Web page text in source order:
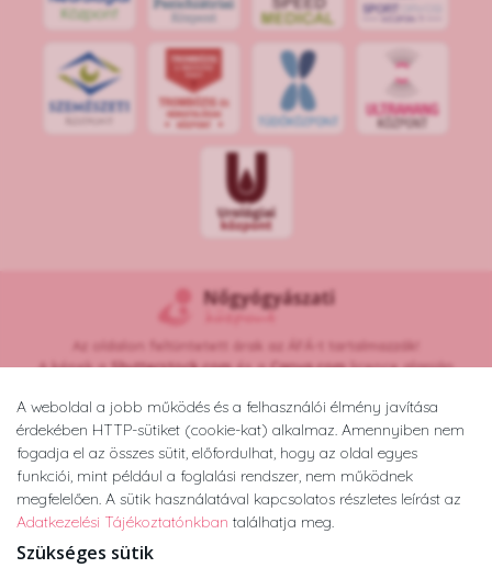
A weboldal a jobb működés és a felhasználói élmény javítása
érdekében HTTP-sütiket (cookie-kat) alkalmaz. Amennyiben nem
fogadja el az összes sütit, előfordulhat, hogy az oldal egyes
funkciói, mint például a foglalási rendszer, nem működnek
megfelelően. A sütik használatával kapcsolatos részletes leírást az
Adatkezelési Tájékoztatónkban találhatja meg.
Szükséges sütik
SPOR
Az oldalon feltüntetett árak az ÁFÁ-t tartalmazzák!
A képek aShutterstock.comés aCanva.comlicence alapján
Copyright © 2026 •nogyogyaszatikozpont.hu
Minden jog fenntartva.
Developed byAppon&György Nándor
Adatkezelési tájékoztató